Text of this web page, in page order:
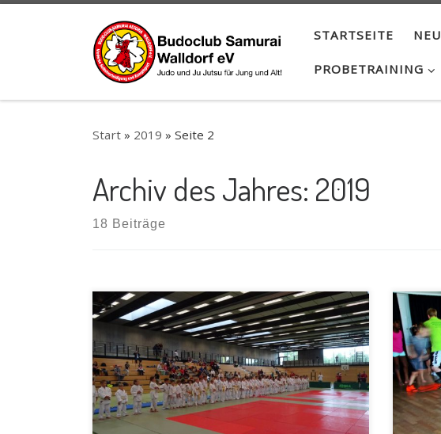
Zum Inhalt springen
STARTSEITE
PROBETRAINING
Start » 2019 » Seite 2
Archiv des Jahres: 2019
18 Beiträge